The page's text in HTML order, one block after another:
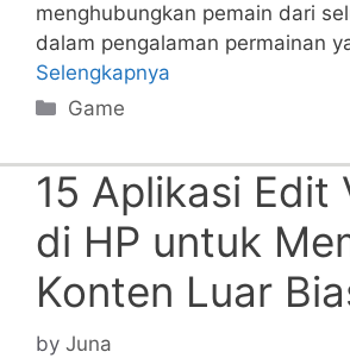
menghubungkan pemain dari
dalam pengalaman permainan
Selengkapnya
Categories
Game
15 Aplikasi Edit
di HP untuk
Konten Luar
by Juna